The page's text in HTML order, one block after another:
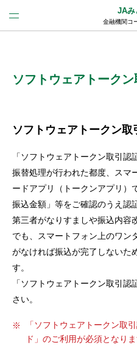
JAみ
金融機関コ
(法人JAネ
メリット
機能・サービス
セキュリティ
使い方
ソフトウェアトーク
ソフトウェアトークン取
「ソフトウェアトークン取引認
振替処理が行われた都度、スマ
ードアプリ（トークンアプリ）
振込金額」等をご確認のうえ認
第三者がなりすましや振込内容
でも、スマートフォン上のワン
がなければ振込が完了しないた
す。
「ソフトウェアトークン取引
さい。
「ソフトウェアトークン取
ド」のご利用が必須となりま